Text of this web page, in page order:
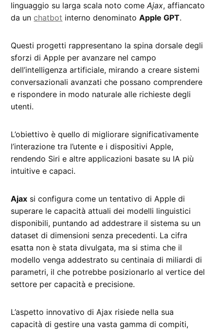
linguaggio su larga scala noto comeAjax, affiancato
da un chatbot interno denominatoApple GPT.
Questi progetti rappresentano la spina dorsale degli
sforzi di Apple per avanzare nel campo
dell’intelligenza artificiale, mirando a creare sistemi
conversazionali avanzati che possano comprendere
e rispondere in modo naturale alle richieste degli
utenti.
L’obiettivo è quello di migliorare significativamente
l’interazione tra l’utente e i dispositivi Apple,
rendendo Siri e altre applicazioni basate su IA più
intuitive e capaci.
Ajax si configura come un tentativo di Apple di
superare le capacità attuali dei modelli linguistici
disponibili, puntando ad addestrare il sistema su un
dataset di dimensioni senza precedenti. La cifra
esatta non è stata divulgata, ma si stima che il
modello venga addestrato su centinaia di miliardi di
parametri, il che potrebbe posizionarlo al vertice del
settore per capacità e precisione.
L’aspetto innovativo di Ajax risiede nella sua
capacità di gestire una vasta gamma di compiti,